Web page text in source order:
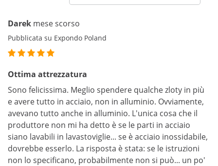
Darek mese scorso
Pubblicata su Expondo Poland
Ottima attrezzatura
Sono felicissima. Meglio spendere qualche zloty in più
e avere tutto in acciaio, non in alluminio. Ovviamente,
avevano tutto anche in alluminio. L'unica cosa che il
produttore non mi ha detto è se le parti in acciaio
siano lavabili in lavastoviglie... se è acciaio inossidabile,
dovrebbe esserlo. La risposta è stata: se le istruzioni
non lo specificano, probabilmente non si può... un po'